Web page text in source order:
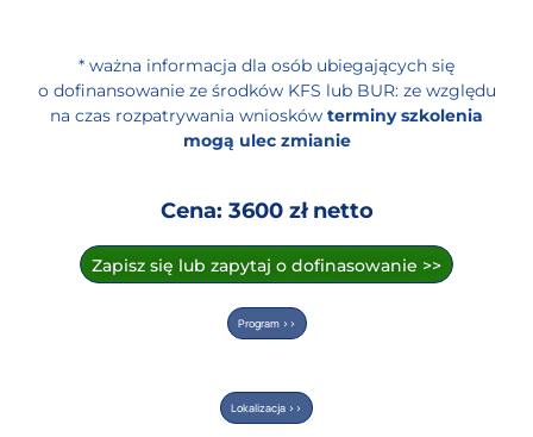
* ważna informacja dla osób ubiegających się
o dofinansowanie ze środków KFS lub BUR: ze względu
na czas rozpatrywania wniosków terminy szkolenia
mogą ulec zmianie
Cena: 3600 zł netto
Zapisz się lub zapytaj o dofinasowanie >>
Program >>
Lokalizacja >>